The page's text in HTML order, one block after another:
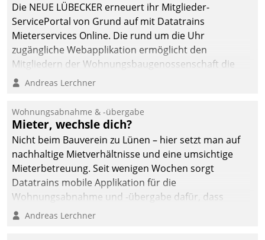
Die NEUE LÜBECKER erneuert ihr Mitglieder-
ServicePortal von Grund auf mit Datatrains
Mieterservices Online. Die rund um die Uhr
zugängliche Webapplikation ermöglicht den
Mitgliedern der Wohnungs­bau­genossenschaft die
Kontaktaufnahme per Smartphone, Tablet oder PC.
Andreas Lerchner
Wohnungsabnahme & -übergabe
Mieter, wechsle dich?
Nicht beim Bauverein zu Lünen – hier setzt man auf
nachhaltige Mietverhältnisse und eine umsichtige
Mieterbetreuung. Seit wenigen Wochen sorgt
Datatrains mobile Applikation für die
Wohnungsabnahme und -übergabe dafür, dass
Mieter wohlgeordnet kommen und, so es sein muss,
Andreas Lerchner